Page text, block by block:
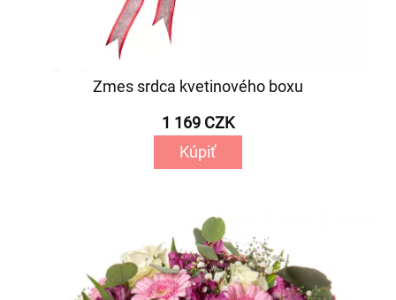
Zmes srdca kvetinového boxu
1 169 CZK
Kúpiť